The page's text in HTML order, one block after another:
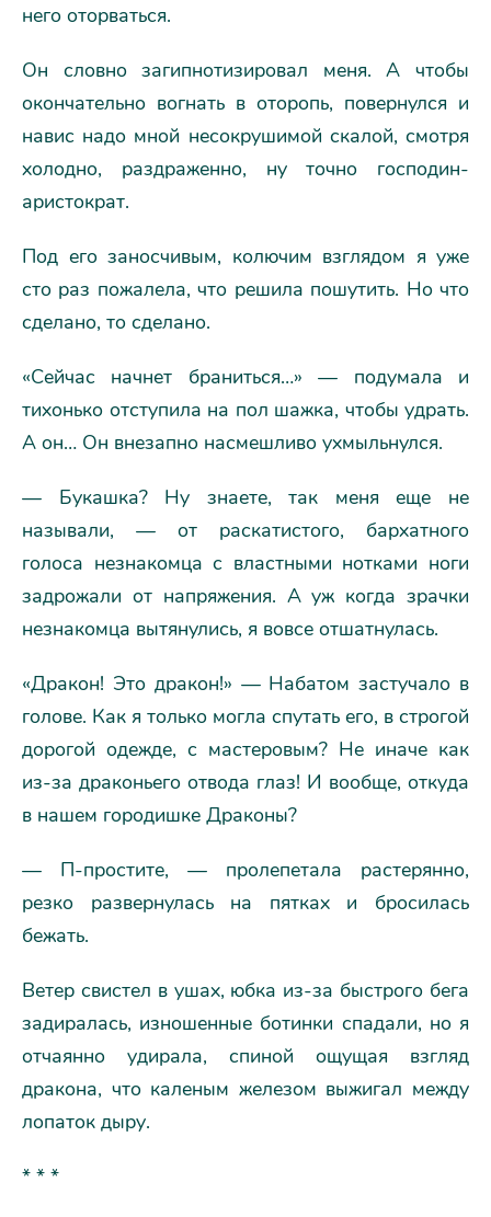
него оторваться.
Он словно загипнотизировал меня. А чтобы
окончательно вогнать в оторопь, повернулся и
навис надо мной несокрушимой скалой, смотря
холодно, раздраженно, ну точно господин-
аристократ.
Под его заносчивым, колючим взглядом я уже
сто раз пожалела, что решила пошутить. Но что
сделано, то сделано.
«Сейчас начнет браниться…» — подумала и
тихонько отступила на пол шажка, чтобы удрать.
А он… Он внезапно насмешливо ухмыльнулся.
— Букашка? Ну знаете, так меня еще не
называли, — от раскатистого, бархатного
голоса незнакомца с властными нотками ноги
задрожали от напряжения. А уж когда зрачки
незнакомца вытянулись, я вовсе отшатнулась.
«Дракон! Это дракон!» — Набатом застучало в
голове. Как я только могла спутать его, в строгой
дорогой одежде, с мастеровым? Не иначе как
из-за драконьего отвода глаз! И вообще, откуда
в нашем городишке Драконы?
— П-простите, — пролепетала растерянно,
резко развернулась на пятках и бросилась
бежать.
Ветер свистел в ушах, юбка из-за быстрого бега
задиралась, изношенные ботинки спадали, но я
отчаянно удирала, спиной ощущая взгляд
дракона, что каленым железом выжигал между
лопаток дыру.
* * *